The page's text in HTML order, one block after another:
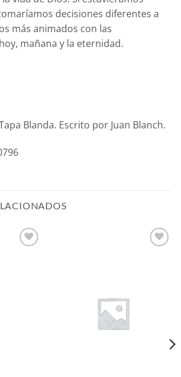
decisiones diferentes a
más animados con las
mañana y la eternidad.
Blanda. Escrito por Juan Blanch.